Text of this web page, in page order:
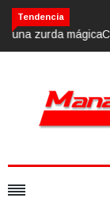
Tendencia